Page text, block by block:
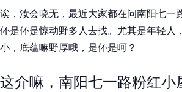
诶，汝会晓无，最近大家都在问南阳七
伓是伓是惊动野多人去找。尤其是年轻
小，底蕴嘛野厚哦，是伓是呵？
这介嘛，南阳七一路粉红小